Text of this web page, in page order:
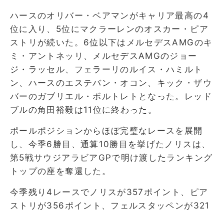
ハースのオリバー・ベアマンがキャリア最高の4
位に入り、5位にマクラーレンのオスカー・ピア
ストリが続いた。6位以下はメルセデスAMGのキ
ミ・アントネッリ、メルセデスAMGのジョー
ジ・ラッセル、フェラーリのルイス・ハミルト
ン、ハースのエステバン・オコン、キック・ザウ
バーのガブリエル・ボルトレトとなった。レッド
ブルの角田裕毅は11位に終わった。
ポールポジションからほぼ完璧なレースを展開
し、今季6勝目、通算10勝目を挙げたノリスは、
第5戦サウジアラビアGPで明け渡したランキング
トップの座を奪還した。
今季残り4レースでノリスが357ポイント、ピア
ストリが356ポイント、フェルスタッペンが321